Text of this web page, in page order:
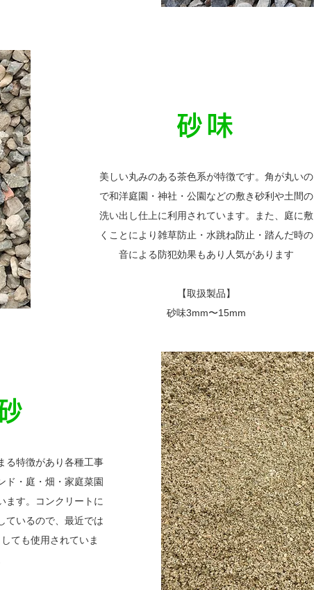
砂味
美しい丸みのある茶色系が特徴です。角が丸いの
で和洋庭園・神社・公園などの敷き砂利や土間の
洗い出し仕上に利用されています。また、庭に敷
くことにより雑草防止・水跳ね防止・踏んだ時の
音による防犯効果もあり人気があります
【取扱製品】
砂味3mm〜15mm
る特徴があり各種工事
ド・庭・畑・家庭菜園
ます。コンクリートに
ているので、最近では
ても使用されていま